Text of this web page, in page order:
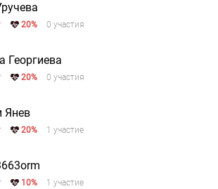
20% 0 участия
Георгиева
20% 0 участия
Янев
20% 1 участие
10% 1 участие